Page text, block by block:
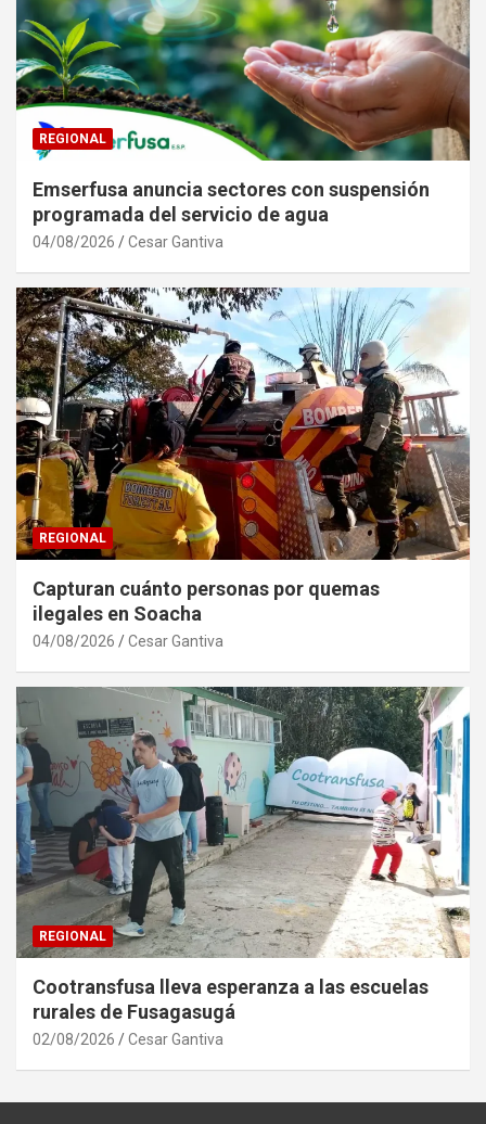
REGIONAL
Emserfusa anuncia sectores con suspensión
programada del servicio de agua
04/08/2026 Cesar Gantiva
REGIONAL
Capturan cuánto personas por quemas
ilegales en Soacha
04/08/2026 Cesar Gantiva
REGIONAL
Cootransfusa lleva esperanza a las escuelas
rurales de Fusagasugá
02/08/2026 Cesar Gantiva